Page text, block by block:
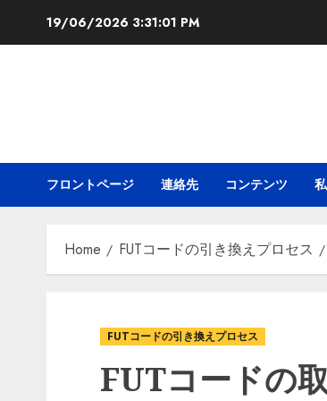
19/06/2026 3:31:02 PM
フロントページ 連絡先 コンテンツ
Home FUTコードの引き換えプロセス
FUTコードの引き換えプロセス
FUTコードの